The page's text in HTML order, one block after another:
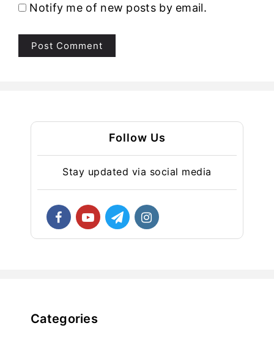
Notify me of new posts by email.
Follow Us
Stay updated via social media
Categories